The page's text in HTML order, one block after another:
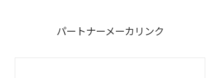
パートナーメーカリンク